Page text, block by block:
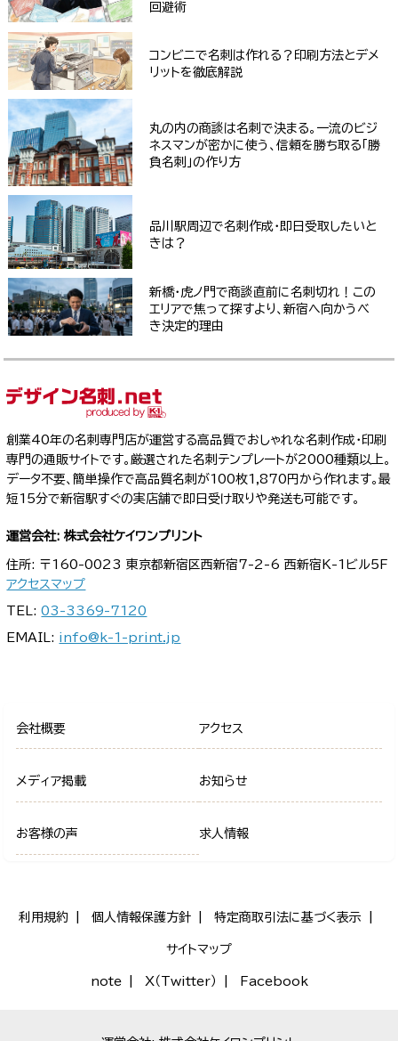
回避術
コンビニで名刺は作れる？印刷方法とデメ
リットを徹底解説
丸の内の商談は名刺で決まる。一流のビジ
ネスマンが密かに使う、信頼を勝ち取る「勝
負名刺」の作り方
品川駅周辺で名刺作成・即日受取したいと
きは？
新橋・虎ノ門で商談直前に名刺切れ！この
エリアで焦って探すより、新宿へ向かうべ
き決定的理由
創業40年の名刺専門店が運営する高品質でおしゃれな名刺作成・印刷
専門の通販サイトです。厳選された名刺テンプレートが2000種類以上。
データ不要、簡単操作で高品質名刺が100枚1,870円から作れます。最
短15分で新宿駅すぐの実店舗で即日受け取りや発送も可能です。
運営会社: 株式会社ケイワンプリント
住所: 〒160-0023 東京都新宿区西新宿7-2-6 西新宿K-1ビル5F
アクセスマップ
TEL:03-3369-7120
EMAIL: info@k-1-print.jp
会社概要 アクセス
メディア掲載 お知らせ
お客様の声 求人情報
利用規約 個人情報保護方針 特定商取引法に基づく表示
サイトマップ
note X（Twitter） Facebook